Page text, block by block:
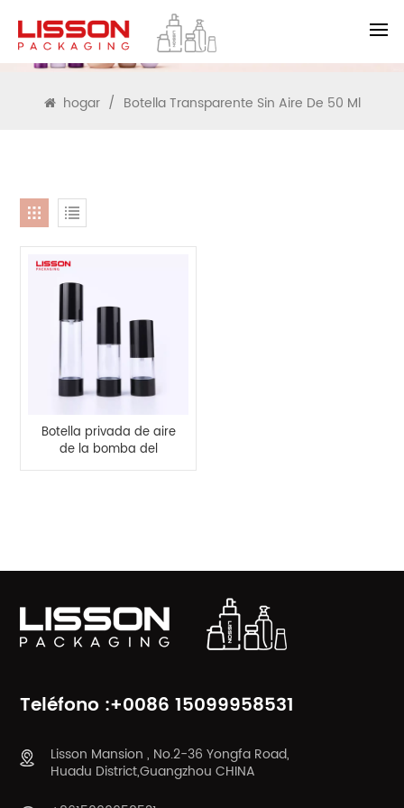
BUSCAR
hogar / Botella Transparente Sin Aire De 50 Ml
Botella privada de aire
de la bomba del
aceite de la esencia
Teléfono :+0086 15099958531
Lisson Mansion , No.2-36 Yongfa Road,
Huadu District,Guangzhou CHINA